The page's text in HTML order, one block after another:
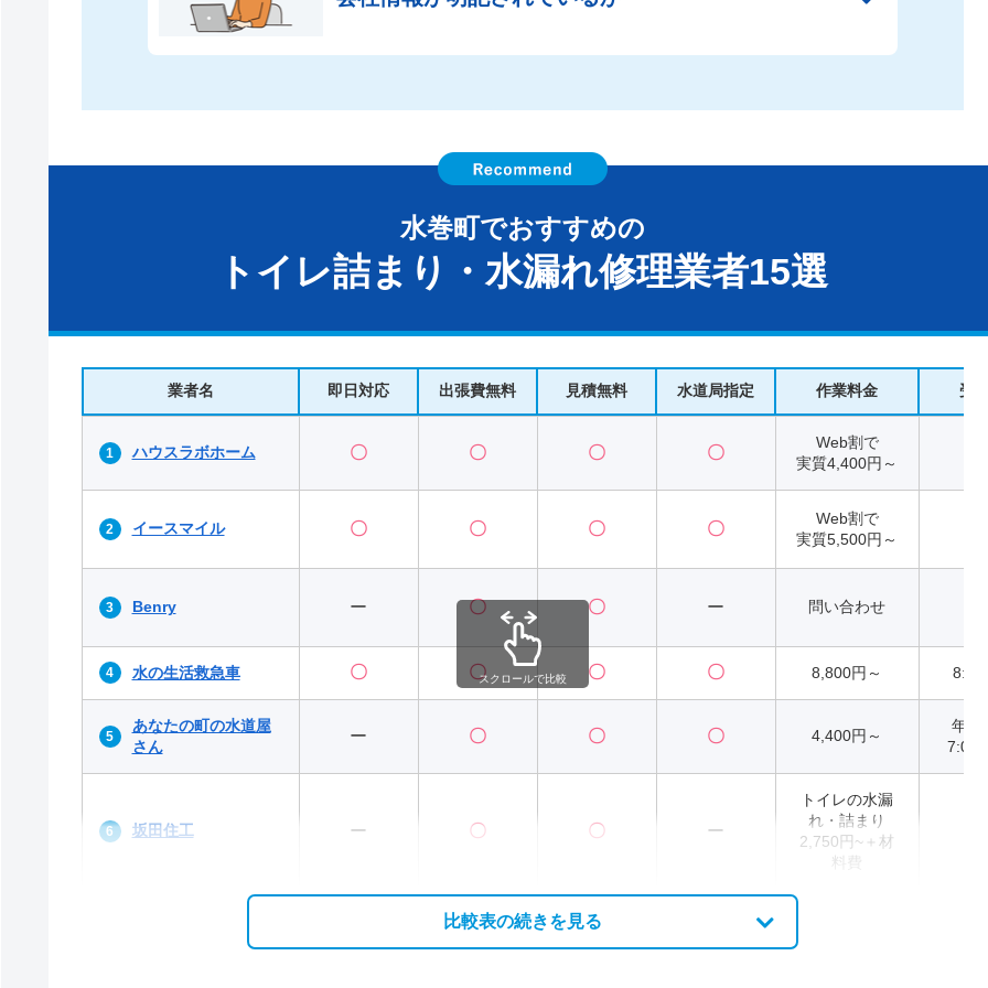
水巻町でおすすめの
トイレ詰まり・水漏れ修理業者15選
業者名 即日対応 出張費無料 見積無料 水道局指定 作業料金 受
ハウスラボホーム 〇 〇 〇 〇
Web割で
実質4,400円～
イースマイル 〇 〇 〇 〇
Web割で
実質5,500円～
Benry ー 〇 〇 ー 問い合わせ
水の生活救急車 〇 〇 〇 〇 8,800円～ 8:00-
あなたの町の水道屋
さん
ー 〇 〇 〇 4,400円～
年
7:00
坂田住工 ー 〇 〇 ー
トイレの水漏
れ・詰まり
2,750円~＋材
料費
スクロールで比較
比較表の続きを見る